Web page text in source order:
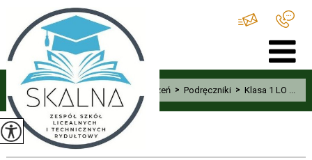
Home Uczeń > Podręczniki > Klasa 1 LO ...
Klasa 1 LO